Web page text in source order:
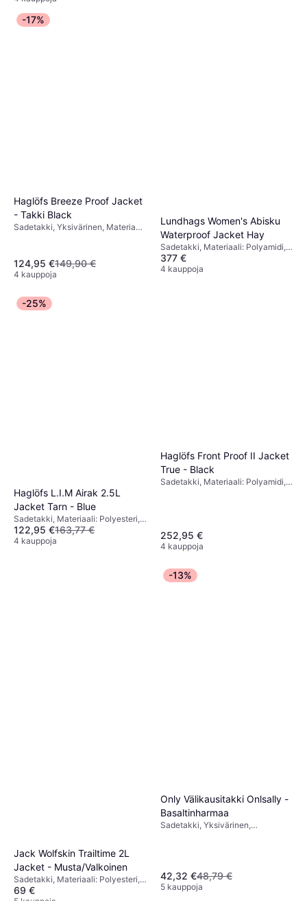
-17%
Haglöfs Breeze Proof Jacket
- Takki Black
Sadetakki, Yksivärinen, Materiaali:
124,95 €149,90 €
4 kauppoja
Lundhags Women's Abisku
Waterproof Jacket Hay
Sadetakki, Materiaali: Polyamidi,
Vedenpitävä
377 €
4 kauppoja
-25%
Haglöfs L.I.M Airak 2.5L
Jacket Tarn - Blue
Sadetakki, Materiaali: Polyesteri,
Vedenpitävä
122,95 €163,77 €
4 kauppoja
Haglöfs Front Proof II Jacket
True - Black
Sadetakki, Materiaali: Polyamidi,
252,95 €
4 kauppoja
Jack Wolfskin Trailtime 2L
Jacket - Musta/Valkoinen
Sadetakki, Materiaali: Polyesteri,
Tuulenpitävä, Vedenpitävä
69 €
5 kauppoja
-13%
Only Välikausitakki Onlsally -
Basaltinharmaa
Sadetakki, Yksivärinen,
42,32 €48,79 €
5 kauppoja